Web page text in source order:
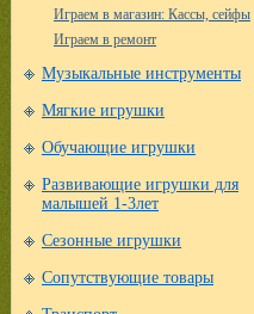
Играем в магазин: Кассы, сейфы
Играем в ремонт
Музыкальные инструменты
Мягкие игрушки
Обучающие игрушки
Развивающие игрушки для
малышей 1-3лет
Сезонные игрушки
Сопутствующие товары